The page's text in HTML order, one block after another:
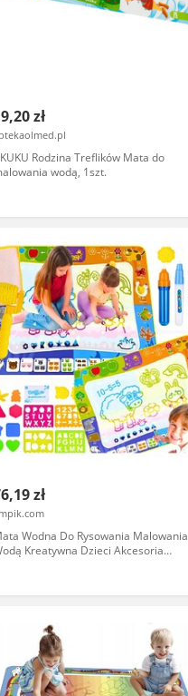
zł
Rodzina Treflików Mata do
wodą, 1szt.
zł
Wodna Do Rysowania Malowania
Kreatywna Dzieci Akcesoria